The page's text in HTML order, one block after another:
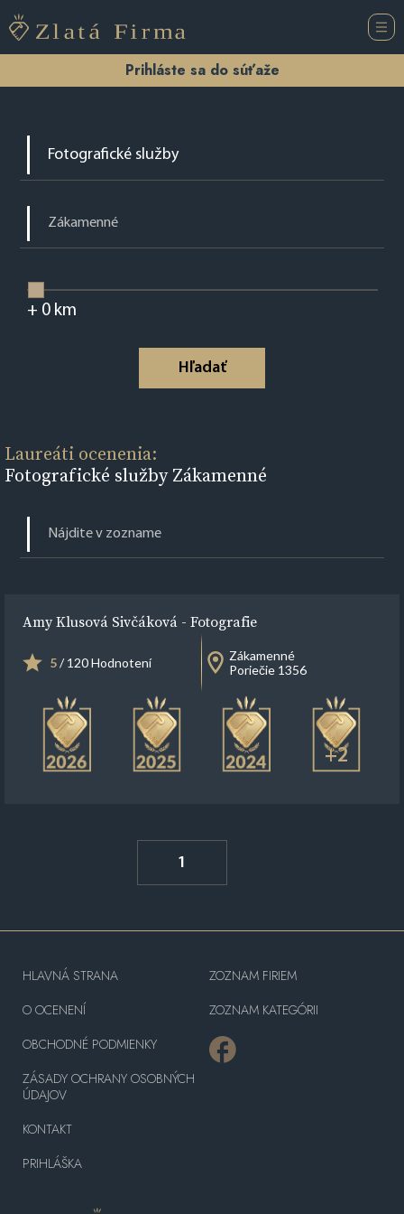
Prihláste sa do súťaže
+ 0km
Hľadať
Laureáti ocenenia:
Fotografické služby Zákamenné
Amy Klusová Sivčáková - Fotografie
5/ 120 Hodnotení
Zákamenné
Poriečie 1356
+2
1
HLAVNÁ STRANA
O OCENENÍ
OBCHODNÉ PODMIENKY
ZÁSADY OCHRANY OSOBNÝCH
ÚDAJOV
KONTAKT
PRIHLÁŠKA
ZOZNAM FIRIEM
ZOZNAM KATEGÓRII